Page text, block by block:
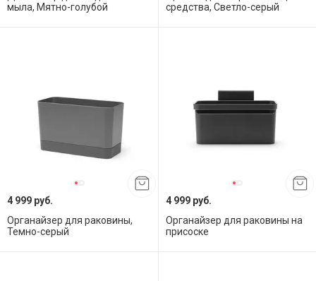
мыла, Мятно-голубой
средства, Светло-серый
4 999 руб.
Органайзер для раковины,
Темно-серый
4 999 руб.
Органайзер для раковины на
присоске